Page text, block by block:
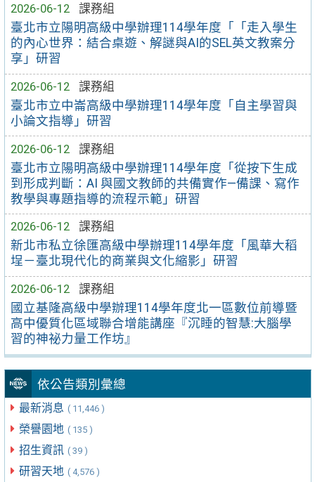
2026-06-12
課務組
臺北市立陽明高級中學辦理114學年度「「走入學生
的內心世界：結合桌遊、解謎與AI的SEL英文教案分
享」研習
2026-06-12
課務組
臺北市立中崙高級中學辦理114學年度「自主學習與
小論文指導」研習
2026-06-12
課務組
臺北市立陽明高級中學辦理114學年度「從按下生成
到形成判斷：AI 與國文教師的共備實作—備課、寫作
教學與專題指導的流程示範」研習
2026-06-12
課務組
新北市私立徐匯高級中學辦理114學年度「風華大稻
埕－臺北現代化的商業與文化縮影」研習
2026-06-12
課務組
國立基隆高級中學辦理114學年度北一區數位前導暨
高中優質化區域聯合增能講座『沉睡的智慧:大腦學
習的神祕力量工作坊』
依公告類別彙總
最新消息 ( 11,446 )
榮譽園地 ( 135 )
招生資訊 ( 39 )
研習天地 ( 4,576 )